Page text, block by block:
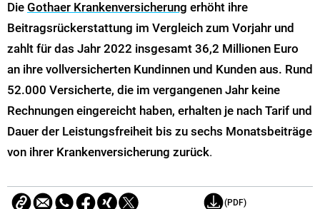
Die Gothaer Krankenversicherung erhöht ihre
Beitragsrückerstattung im Vergleich zum Vorjahr und
zahlt für das Jahr 2022 insgesamt 36,2 Millionen Euro
an ihre vollversicherten Kundinnen und Kunden aus. Rund
52.000 Versicherte, die im vergangenen Jahr keine
Rechnungen eingereicht haben, erhalten je nach Tarif und
Dauer der Leistungsfreiheit bis zu sechs Monatsbeiträge
von ihrer Krankenversicherung zurück.
(PDF)